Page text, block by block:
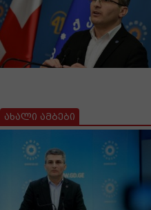
ახალი ამბები